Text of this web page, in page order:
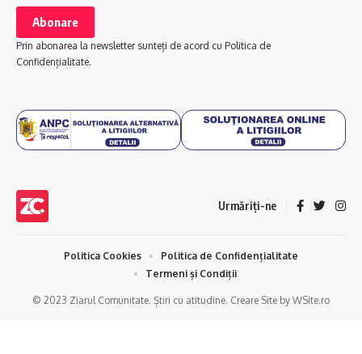
Prin abonarea la newsletter sunteți de acord cu Politica de
Confidențialitate.
Urmăriți-ne
© 2023 Ziarul Comunitate. Știri cu atitudine. Creare Site by WSite.ro
Politica Cookies
Politica de Confidențialitate
Termeni și Condiții